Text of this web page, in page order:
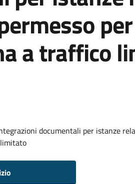
a traffico
documentali per istanze